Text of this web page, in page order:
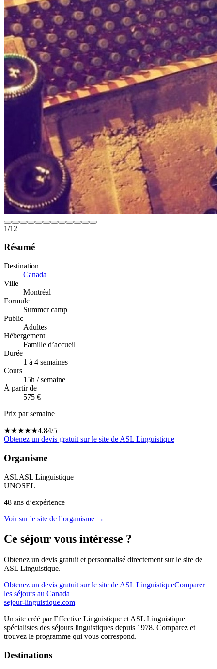
1/12
Résumé
Destination
Canada
Ville
Montréal
Formule
Summer camp
Public
Adultes
Hébergement
Famille d’accueil
Durée
1 à 4 semaines
Cours
15h / semaine
À partir de
575 €
Prix par semaine
★★★★★4.84/5
Obtenez un devis gratuit sur le site de ASL Linguistique
Organisme
ASLASL Linguistique
UNOSEL
48 ans d’expérience
Voir sur le site de l’organisme →
Ce séjour vous intéresse ?
Obtenez un devis gratuit et personnalisé directement sur le site de
ASL Linguistique.
Obtenez un devis gratuit sur le site de ASL LinguistiqueComparer
les séjours au Canada
sejour-linguistique.com
Un site créé par Effective Linguistique et ASL Linguistique,
spécialistes des séjours linguistiques depuis 1978. Comparez et
trouvez le programme qui vous correspond.
Destinations